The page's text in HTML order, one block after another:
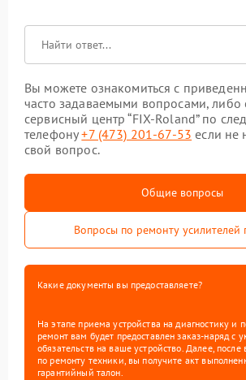
Вы можете ознакомиться с
часто задаваемыми вопросами, либо
сервисный центр “FIX-Roland” по
телефону+7 (473) 201-67-53 если не
свой вопрос.
Общие вопросы
Вопросы по ремонту усилителей
Какие документы вы предоставляете?
На этапе приема устройства на диагностику и
ремонт вам будет предоставлен заказ-наряд с
обязательств на ваше устройство. Далее,
по ремонту техники, вы получите акт
гарантийный талон.